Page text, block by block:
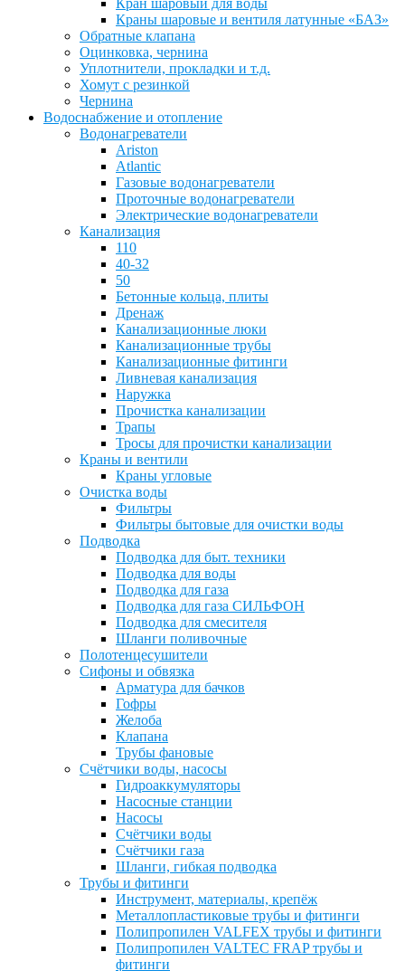
Краны шаровые и вентиля латунные «БАЗ»
Обратные клапана
Оцинковка, чернина
Уплотнители, прокладки и т.д.
Хомут с резинкой
Чернина
Водоснабжение и отопление
Водонагреватели
Ariston
Atlantic
Газовые водонагреватели
Проточные водонагреватели
Электрические водонагреватели
Канализация
110
40-32
50
Бетонные кольца, плиты
Дренаж
Канализационные люки
Канализационные трубы
Канализационные фитинги
Ливневая канализация
Наружка
Прочистка канализации
Трапы
Тросы для прочистки канализации
Краны и вентили
Краны угловые
Очистка воды
Фильтры
Фильтры бытовые для очистки воды
Подводка
Подводка для быт. техники
Подводка для воды
Подводка для газа
Подводка для газа СИЛЬФОН
Подводка для смесителя
Шланги поливочные
Полотенцесушители
Сифоны и обвязка
Арматура для бачков
Гофры
Желоба
Клапана
Трубы фановые
Счётчики воды, насосы
Гидроаккумуляторы
Насосные станции
Насосы
Счётчики воды
Счётчики газа
Шланги, гибкая подводка
Трубы и фитинги
Инструмент, материалы, крепёж
Металлопластиковые трубы и фитинги
Полипропилен VALFEX трубы и фитинги
Полипропилен VALTEC FRAP трубы и
фитинги